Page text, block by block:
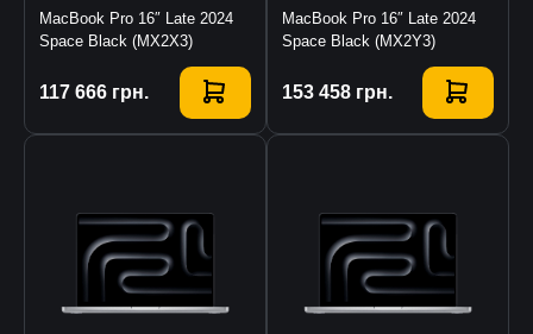
MacBook Pro 16″ Late 2024
Space Black (MX2X3)
117 666 грн.
Купить
MacBook Pro 16″ Late 2024
Space Black (MX2Y3)
153 458 грн.
Купить